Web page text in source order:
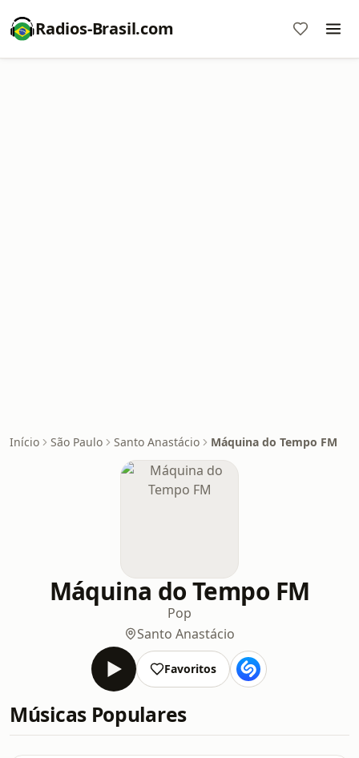
Radios-Brasil.com
Início São Paulo Santo Anastácio Máquina do Tempo FM
Máquina do Tempo FM
Pop
Santo Anastácio
Favoritos
Músicas Populares